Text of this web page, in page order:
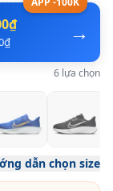
→
6 lựa chọn
dẫn chọn size